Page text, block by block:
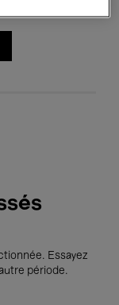
Essayez
période.